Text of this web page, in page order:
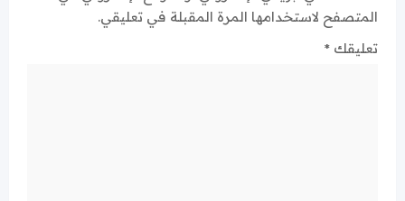
المتصفح لاستخدامها المرة المقبلة في تعليقي.
تعليقك *